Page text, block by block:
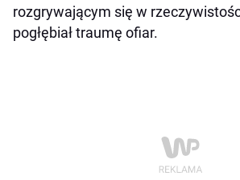
rozgrywającym się w
pogłębiał traumę ofiar.